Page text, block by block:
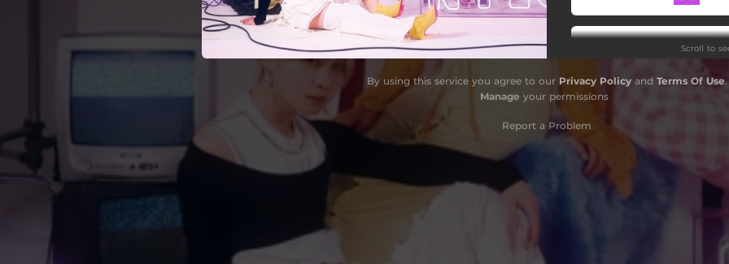
Scroll to
By using this service you agree to our Privacy Policyand Terms Of Use.
Manage your permissions
Report a Problem